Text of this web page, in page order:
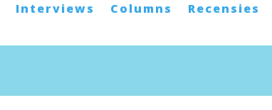
Interviews Columns Recensies